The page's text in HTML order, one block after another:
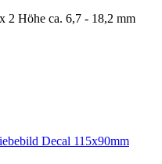
2 Höhe ca. 6,7 - 18,2 mm